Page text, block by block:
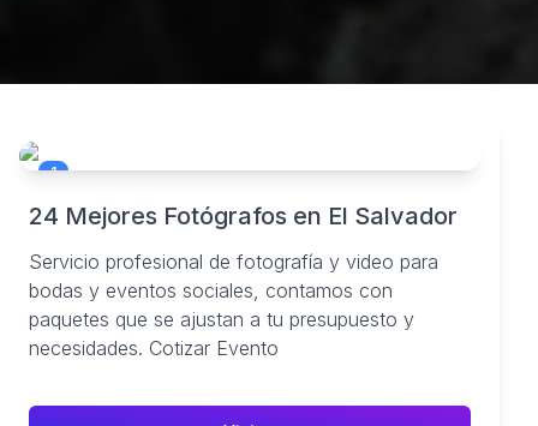
1
24 Mejores Fotógrafos en El Salvador
Servicio profesional de fotografía y video para
bodas y eventos sociales, contamos con
paquetes que se ajustan a tu presupuesto y
necesidades. Cotizar Evento